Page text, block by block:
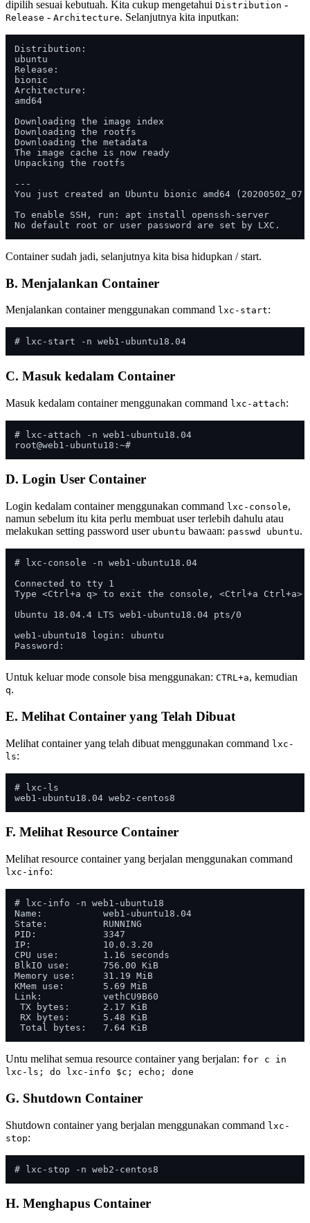
dipilih sesuai kebutuah. Kita cukup mengetahui Distribution -
Release - Architecture. Selanjutnya kita inputkan:
Distribution:
ubuntu
Release:
bionic
Architecture:
amd64
Downloading the image index
Downloading the rootfs
Downloading the metadata
The image cache is now ready
Unpacking the rootfs
---
You just created an Ubuntu bionic amd64
To enable SSH, run: apt install openssh-server
Container sudah jadi, selanjutnya kita bisa hidupkan / start.
B. Menjalankan Container
Menjalankan container menggunakan command lxc-start:
C. Masuk kedalam Container
Masuk kedalam container menggunakan command lxc-attach:
# lxc-attach -n web1-ubuntu18.04
D. Login User Container
Login kedalam container menggunakan command lxc-console,
namun sebelum itu kita perlu membuat user terlebih dahulu atau
melakukan setting password user ubuntu bawaan: passwd ubuntu.
# lxc-console -n web1-ubuntu18.04
Connected to tty 1
Type <Ctrl+a q> to exit the console, <Ctrl+a
Ubuntu 18.04.4 LTS web1-ubuntu18.04 pts/0
web1-ubuntu18 login: ubuntu
Untuk keluar mode console bisa menggunakan: CTRL+a, kemudian
q.
E. Melihat Container yang Telah Dibuat
Melihat container yang telah dibuat menggunakan command lxc-
ls:
# lxc-ls
F. Melihat Resource Container
Melihat resource container yang berjalan menggunakan command
lxc-info:
# lxc-info -n web1-ubuntu18
Name:           web1-ubuntu18.04
State:          RUNNING
PID:            3347
IP:             10.0.3.20
CPU use:        1.16 seconds
BlkIO use:      756.00 KiB
Memory use:     31.19 MiB
KMem use:       5.69 MiB
Link:           vethCU9B60
TX bytes:      2.17 KiB
RX bytes:      5.48 KiB
Untu melihat semua resource container yang berjalan: for c in
lxc-ls; do lxc-info $c; echo; done
G. Shutdown Container
Shutdown container yang berjalan menggunakan command lxc-
stop:
H. Menghapus Container